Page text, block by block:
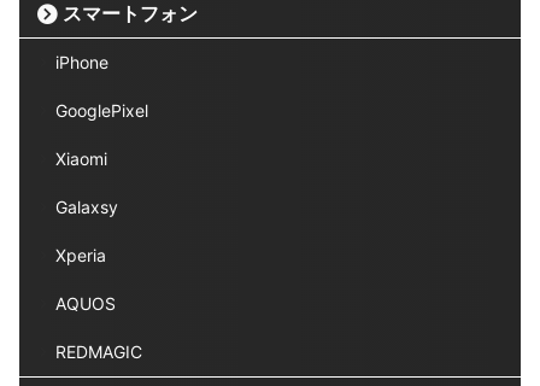
スマートフォン
iPhone
GooglePixel
Xiaomi
Galaxsy
Xperia
AQUOS
REDMAGIC